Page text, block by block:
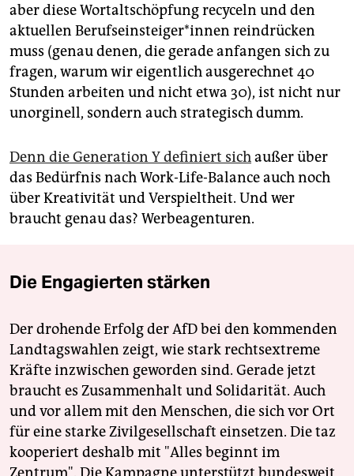
aber diese Wortaltschöpfung recyceln und den
aktuellen Berufseinsteiger*innen reindrücken
muss (genau denen, die gerade anfangen sich zu
fragen, warum wir eigentlich ausgerechnet 40
Stunden arbeiten und nicht etwa 30), ist nicht nur
unorginell, sondern auch strategisch dumm.
Denn die Generation Y definiert sichaußer über
das Bedürfnis nach Work-Life-Balance auch noch
über Kreativität und Verspieltheit. Und wer
braucht genau das? Werbeagenturen.
Die Engagierten stärken
Der drohende Erfolg der AfD bei den kommenden
Landtagswahlen zeigt, wie stark rechtsextreme
Kräfte inzwischen geworden sind. Gerade jetzt
braucht es Zusammenhalt und Solidarität. Auch
und vor allem mit den Menschen, die sich vor Ort
für eine starke Zivilgesellschaft einsetzen. Die taz
kooperiert deshalb mit "Alles beginnt im